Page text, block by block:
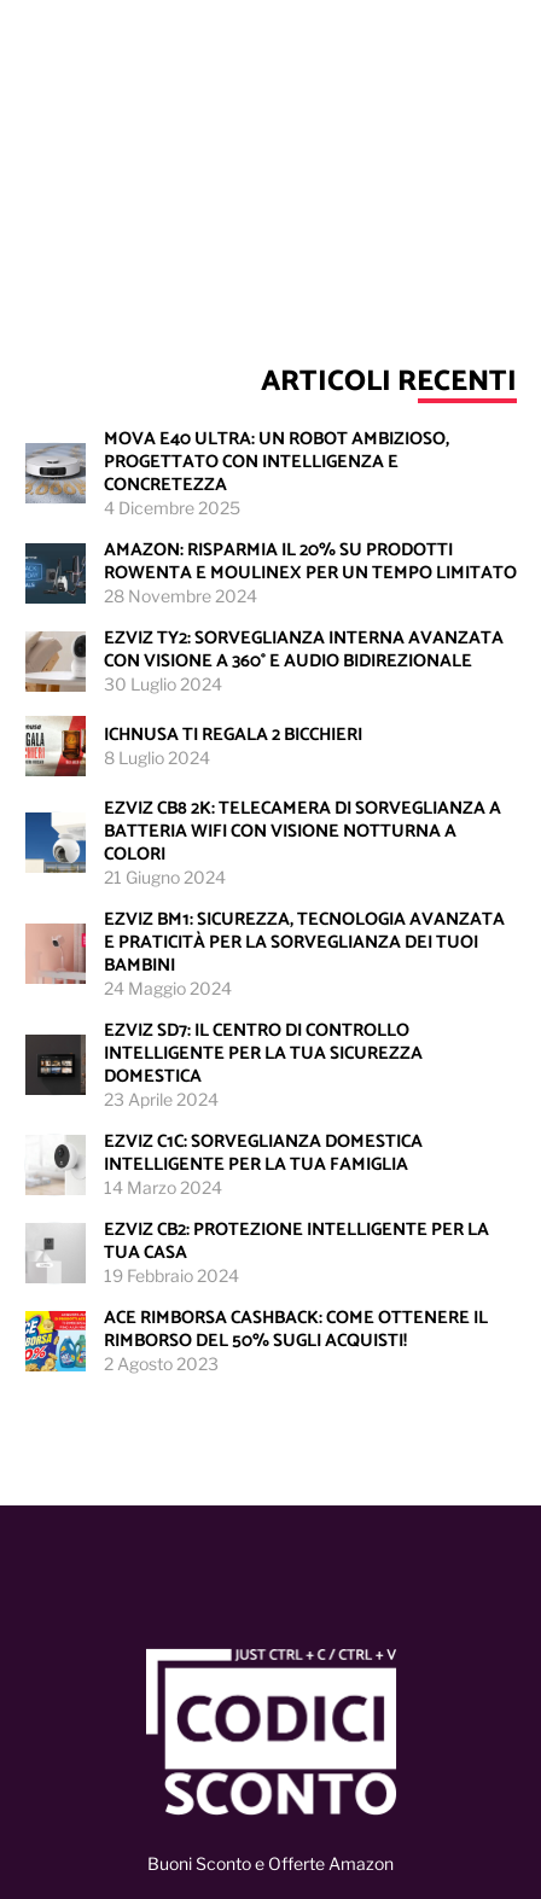
ARTICOLI RECENTI
MOVA E40 ULTRA: UN ROBOT AMBIZIOSO,
PROGETTATO CON INTELLIGENZA E
CONCRETEZZA
4 Dicembre 2025
AMAZON: RISPARMIA IL 20% SU PRODOTTI
ROWENTA E MOULINEX PER UN TEMPO LIMITATO
28 Novembre 2024
EZVIZ TY2: SORVEGLIANZA INTERNA AVANZATA
CON VISIONE A 360° E AUDIO BIDIREZIONALE
30 Luglio 2024
ICHNUSA TI REGALA 2 BICCHIERI
8 Luglio 2024
EZVIZ CB8 2K: TELECAMERA DI SORVEGLIANZA A
BATTERIA WIFI CON VISIONE NOTTURNA A
COLORI
21 Giugno 2024
EZVIZ BM1: SICUREZZA, TECNOLOGIA AVANZATA
E PRATICITÀ PER LA SORVEGLIANZA DEI TUOI
BAMBINI
24 Maggio 2024
EZVIZ SD7: IL CENTRO DI CONTROLLO
INTELLIGENTE PER LA TUA SICUREZZA
DOMESTICA
23 Aprile 2024
EZVIZ C1C: SORVEGLIANZA DOMESTICA
INTELLIGENTE PER LA TUA FAMIGLIA
14 Marzo 2024
EZVIZ CB2: PROTEZIONE INTELLIGENTE PER LA
TUA CASA
19 Febbraio 2024
ACE RIMBORSA CASHBACK: COME OTTENERE IL
RIMBORSO DEL 50% SUGLI ACQUISTI!
2 Agosto 2023
Buoni Sconto e Offerte Amazon